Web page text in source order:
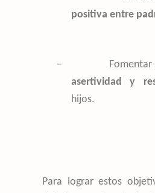
positiva entre
–
asertividad y
hijos.
Para lograr estos